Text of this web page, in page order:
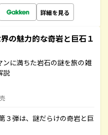
詳細を見る
の魅力的な奇岩と巨石１
ンに満ちた岩石の謎を旅の雑
説
３弾は、謎だらけの奇岩と巨